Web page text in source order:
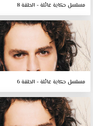
مسلسل حكاية عائلة - الحلقة 8
مسلسل حكاية عائلة - الحلقة 6